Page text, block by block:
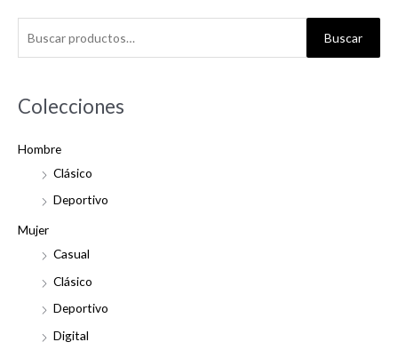
c
r
Buscar
Colecciones
Hombre
Clásico
Deportivo
Mujer
Casual
Clásico
Deportivo
Digital